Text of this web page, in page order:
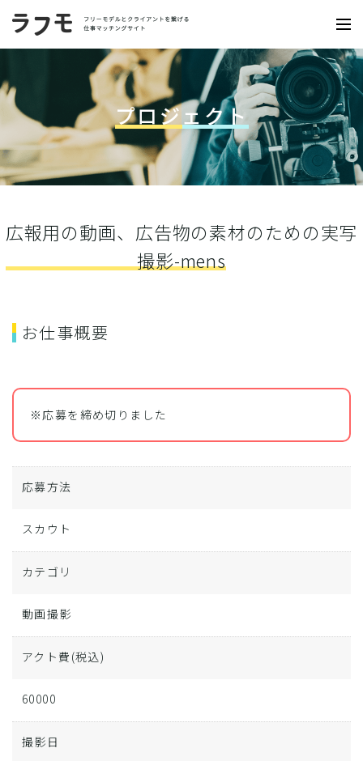
プロジェクト
広報用の動画、広告物の素材のための実写
撮影-mens
お仕事概要
※応募を締め切りました
応募方法
スカウト
カテゴリ
動画撮影
アクト費 (税込)
60000
撮影日